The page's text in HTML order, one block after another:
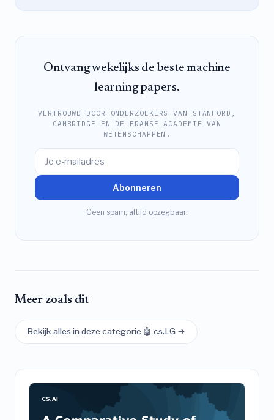
Ontvang wekelijks de beste machine
learning papers.
VERTROUWD DOOR ONDERZOEKERS VAN STANFORD,
CAMBRIDGE EN DE FRANSE ACADEMIE VAN
WETENSCHAPPEN.
Abonneren
Geen spam, altijd opzegbaar.
Meer zoals dit
Bekijk alles in deze categorie 🤖 cs.LG →